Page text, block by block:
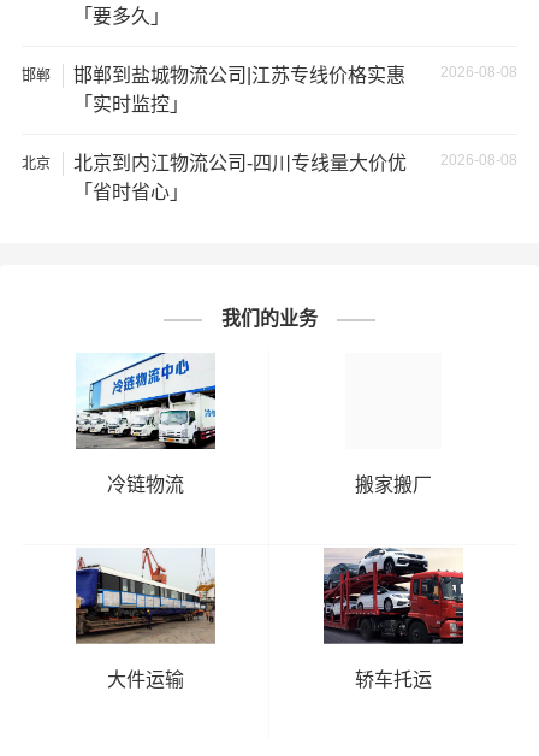
5、经济损失：如果你的包裹在运输过程中丢失或损坏，你
# 北京专线
# 三明专线
# 三明货运
# 物流专线
# 物流公司
「要多久」
邯郸 2026-08-08
邯郸到盐城物流公司|江苏专线价格实惠
「实时监控」
北京 2026-08-08
北京到内江物流公司-四川专线量大价优
「省时省心」
我们的业务
冷链物流 搬家搬厂
大件运输 轿车托运